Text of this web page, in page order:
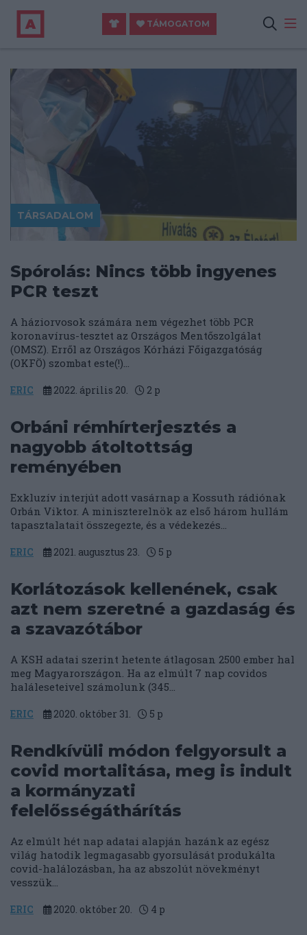
TÁMOGATOM
TÁRSADALOM
Spórolás: Nincs több ingyenes
PCR teszt
A háziorvosok számára nem végezhet több PCR
koronavírus-tesztet az Országos Mentőszolgálat
(OMSZ). Erről az Országos Kórházi Főigazgatóság
(OKFÖ) szombat este(!)...
ERIC 2022. április 20. 2 p
Orbáni rémhírterjesztés a
nagyobb átoltottság
reményében
Exkluzív interjút adott vasárnap a Kossuth rádiónak
Orbán Viktor. A miniszterelnök az első három hullám
tapasztalatait összegezte, és a védekezés...
ERIC 2021. augusztus 23. 5 p
Korlátozások kellenének, csak
azt nem szeretné a gazdaság és
a szavazótábor
A KSH adatai szerint hetente átlagosan 2500 ember hal
meg Magyarországon. Ha az elmúlt 7 nap covidos
haláleseteivel számolunk (345...
ERIC 2020. október 31. 5 p
Rendkívüli módon felgyorsult a
covid mortalitása, meg is indult
a kormányzati
felelősségáthárítás
Az elmúlt hét nap adatai alapján hazánk az egész
világ hatodik legmagasabb gyorsulását produkálta
covid-halálozásban, ha az abszolút növekményt
vesszük...
ERIC 2020. október 20. 4 p